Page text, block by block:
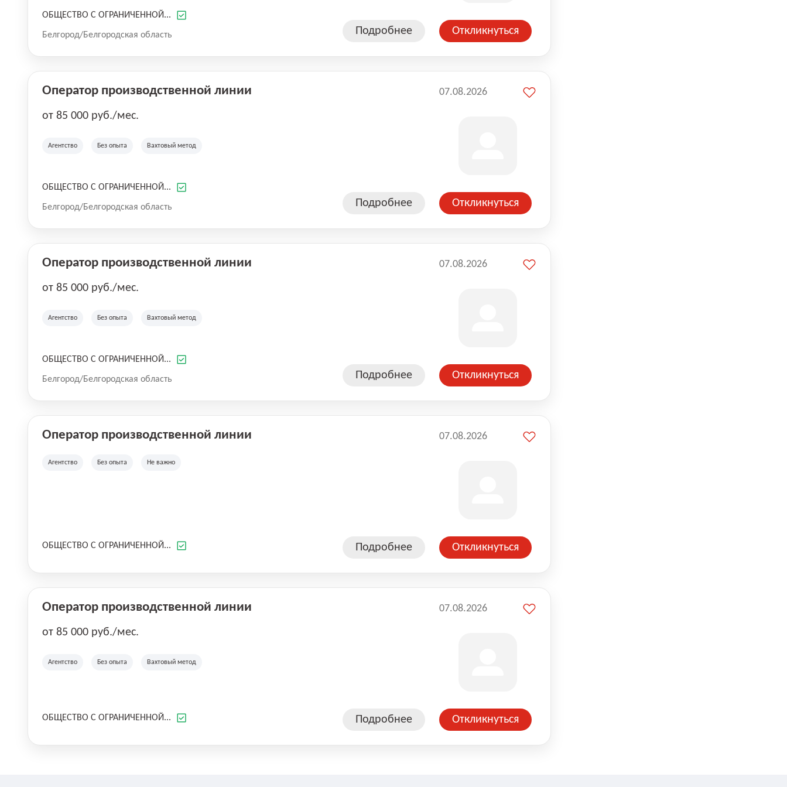
ОБЩЕСТВО С ОГРАНИЧЕННОЙ...
Белгород/Белгородская область Подробнее Откликнуться
Оператор производственной линии
от 85 000 руб./мес.
Агентство Без опыта Вахтовый метод
ОБЩЕСТВО С ОГРАНИЧЕННОЙ...
Белгород/Белгородская область Подробнее
07.08.2026
Откликнуться
Оператор производственной линии
от 85 000 руб./мес.
Агентство Без опыта Вахтовый метод
ОБЩЕСТВО С ОГРАНИЧЕННОЙ...
Белгород/Белгородская область Подробнее
07.08.2026
Откликнуться
Оператор производственной линии
Агентство Без опыта Не важно
ОБЩЕСТВО С ОГРАНИЧЕННОЙ... Подробнее
07.08.2026
Откликнуться
Оператор производственной линии
от 85 000 руб./мес.
Агентство Без опыта Вахтовый метод
ОБЩЕСТВО С ОГРАНИЧЕННОЙ... Подробнее
07.08.2026
Откликнуться